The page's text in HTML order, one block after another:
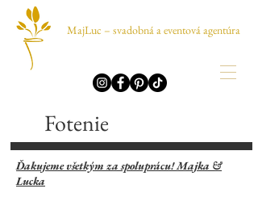
MajLuc – svadobná a eventová agentúra
Fotenie
Ďakujeme všetkým za spoluprácu! Majka &
Lucka